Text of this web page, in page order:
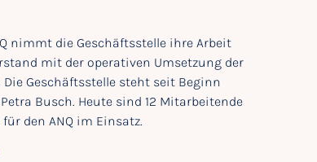
nimmt die Geschäftsstelle ihre Arbeit
mit der operativen Umsetzung der
Geschäftsstelle steht seit Beginn
Busch. Heute sind 12 Mitarbeitende
den ANQ im Einsatz.